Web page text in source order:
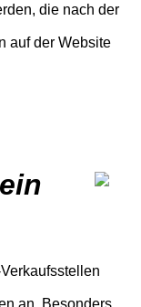
die nach der
auf der Website